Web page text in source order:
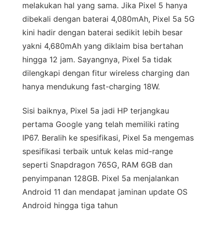
melakukan hal yang sama. Jika Pixel 5 hanya
dibekali dengan baterai 4,080mAh, Pixel 5a 5G
kini hadir dengan baterai sedikit lebih besar
yakni 4,680mAh yang diklaim bisa bertahan
hingga 12 jam. Sayangnya, Pixel 5a tidak
dilengkapi dengan fitur wireless charging dan
hanya mendukung fast-charging 18W.
Sisi baiknya, Pixel 5a jadi HP terjangkau
pertama Google yang telah memiliki rating
IP67. Beralih ke spesifikasi, Pixel 5a mengemas
spesifikasi terbaik untuk kelas mid-range
seperti Snapdragon 765G, RAM 6GB dan
penyimpanan 128GB. Pixel 5a menjalankan
Android 11 dan mendapat jaminan update OS
Android hingga tiga tahun